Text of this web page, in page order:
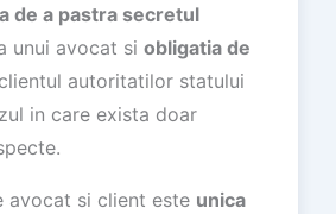
de a pastra secretul
unui avocat si obligatia de
clientul autoritatilor statului
in care exista doar
avocat si client este unica